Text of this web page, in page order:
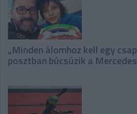
„Minden álomhoz kell egy
posztban búcsúzik a